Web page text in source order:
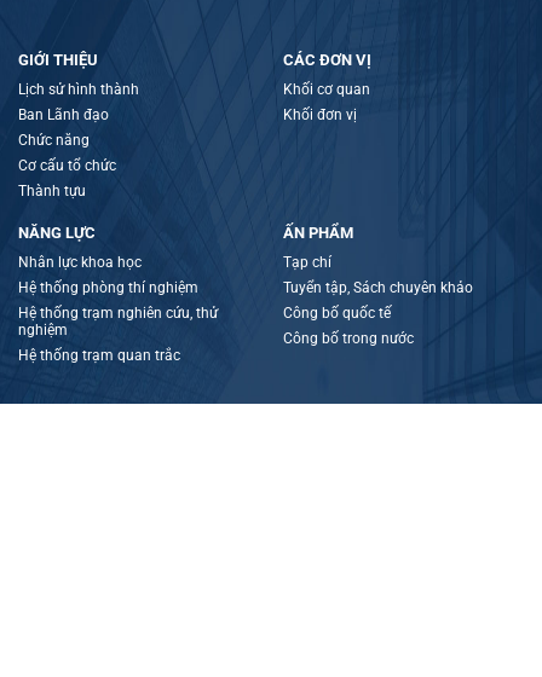
GIỚI THIỆU
Lịch sử hình thành
Ban Lãnh đạo
Chức năng
Cơ cấu tổ chức
Thành tựu
CÁC ĐƠN VỊ
Khối cơ quan
Khối đơn vị
NĂNG LỰC
Nhân lực khoa học
Hệ thống phòng thí nghiệm
Hệ thống trạm nghiên cứu, thử
nghiệm
Hệ thống trạm quan trắc
ẤN PHẨM
Tạp chí
Tuyển tập, Sách chuyên khảo
Công bố quốc tế
Công bố trong nước